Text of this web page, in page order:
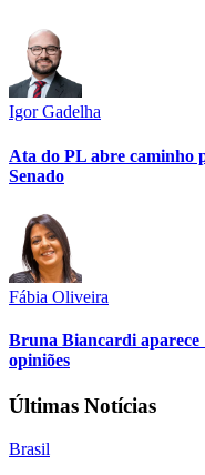
Igor Gadelha
Ata do PL abre caminho
Senado
Fábia Oliveira
Bruna Biancardi
opiniões
Últimas Notícias
Brasil